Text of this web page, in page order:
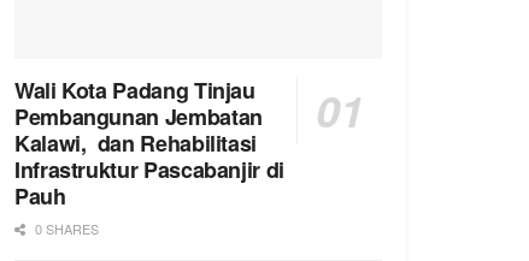
Wali Kota Padang Tinjau
Pembangunan Jembatan
Kalawi, dan Rehabilitasi
Infrastruktur Pascabanjir di
Pauh
0 SHARES